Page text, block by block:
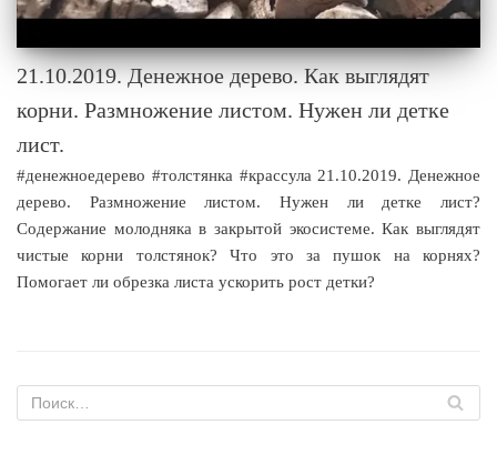
21.10.2019. Денежное дерево. Как выглядят
корни. Размножение листом. Нужен ли детке
лист.
#денежноедерево #толстянка #крассула 21.10.2019. Денежное
дерево. Размножение листом. Нужен ли детке лист?
Содержание молодняка в закрытой экосистеме. Как выглядят
чистые корни толстянок? Что это за пушок на корнях?
Помогает ли обрезка листа ускорить рост детки?